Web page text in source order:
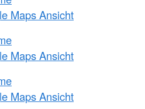
Maps Ansicht
Maps Ansicht
Maps Ansicht